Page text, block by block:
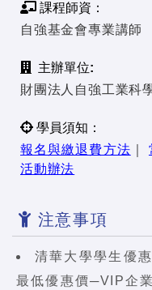
課程師資：
自強基金會專業講師
主辦單位:
財團法人自強工業科
學員須知：
報名與繳退費方法
活動辦法
注意事項
清華大學學生優
最低優惠價─VIP企